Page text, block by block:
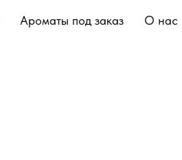
Ароматы под заказ О нас